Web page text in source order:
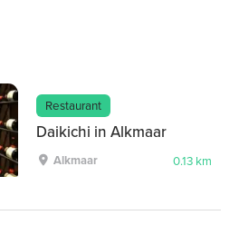
Restaurant
Daikichi in Alkmaar
Alkmaar 0.13 km